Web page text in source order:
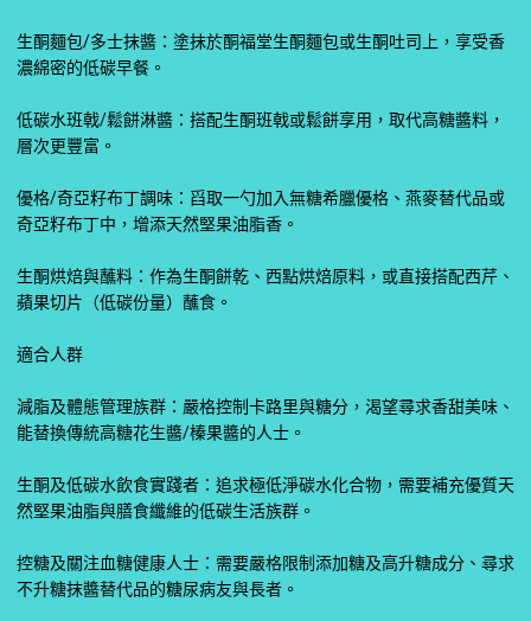
生酮麵包/多士抹醬：塗抹於酮福堂生酮麵包或生酮吐司上，享受香
濃綿密的低碳早餐。
低碳水班戟/鬆餅淋醬：搭配生酮班戟或鬆餅享用，取代高糖醬料，
層次更豐富。
優格/奇亞籽布丁調味：舀取一勺加入無糖希臘優格、燕麥替代品或
奇亞籽布丁中，增添天然堅果油脂香。
生酮烘焙與蘸料：作為生酮餅乾、西點烘焙原料，或直接搭配西芹、
蘋果切片（低碳份量）蘸食。
適合人群
減脂及體態管理族群：嚴格控制卡路里與糖分，渴望尋求香甜美味、
能替換傳統高糖花生醬/榛果醬的人士。
生酮及低碳水飲食實踐者：追求極低淨碳水化合物，需要補充優質天
然堅果油脂與膳食纖維的低碳生活族群。
控糖及關注血糖健康人士：需要嚴格限制添加糖及高升糖成分、尋求
不升糖抹醬替代品的糖尿病友與長者。